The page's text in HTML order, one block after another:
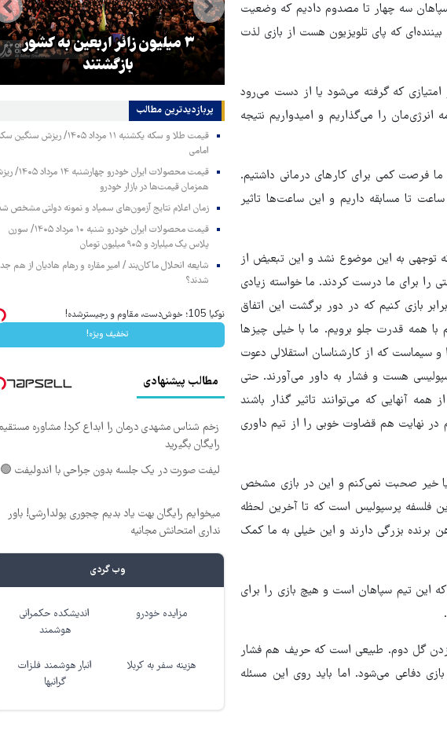
سپاهان سه چهار تا مصدوم دادیم که وضعیت
که پای تلویزیون هست از بازی لذت
است و هر امتیازی که گرفته می‌شود یا از دست می‌رود
۳ امتیاز و قهرمان شدن همه انرژی‌مان را می‌گذاریم و امیدواریم نتیجه
کمی برای کارهای درمانی داشتیم.
دیروز بدون مصدومان تمرین کردیم و شرایط شان خیلی خوب نبود. حالا ۲۴ ساعت تا مسابقه داریم و این ساعت‌ها تاثیر
توجهی به این موضوع نشد و این تبعیض از
را برای ما درست کردند. ما خواسته زیادی
بازی کنیم که در دور برگشت این اتفاق
با همه قدرت جلو برویم. ما با خیلی چیزها
سیماست که از کارشناسان استقلالی دعوت
هست و فشار به داور می‌آورند. حتی
آنهایی که می‌توانند تاثیر گذار باشند
در نهایت هم قضاوت خوبی را از تیم داوری
خیر صحبت نمی‌کنم و این در بازی مشخص
فلسفه پرسپولیس است که تا آخرین لحظه
برنده بزرگی دارند و این خیلی به ما کمک
تیم سپاهان است و هیچ بازی را برای
زدن گل دوم. طبیعی است که حریف هم فشار
دفاعی می‌شود. اما باید روی این مسئله
ترامپ نماد فساد، اقتدارگرایی و
۳ میلیون زائر اربعین به کشور
بازگشتند
پربازدیدترین‌ مطالب
قیمت طلا و سکه یکشنبه ۱۱ مرداد ۱۴۰۵/ ریزش سنگین
امامی
قیمت محصولات ایران خودرو
همزمان قیمت‌ها در بازار خودرو
زمان اعلام نتایج آزمون‌های سمپاد و نمونه دولتی مشخص
قیمت محصولات ایران خودرو شنبه ۱۰ مرداد ۱۴۰۵/ سورن
پلاس یک میلیارد و ۹۰۵ میلیون تومان
شایعه انحلال ماکان‌بند / امیر مقاره و رهام هادیان از هم
شدند؟
نوکیا 105؛ خوش‌دست، مقاوم و رجیسترشده!
تخفیف ویژه!
مطالب پیشنهادی
زخم شناس مشهدی درمان را ابداع کرد! مشاوره
رایگان بگیرید
لیفت صورت در یک جلسه بدون جراحی با اندولیفت 🟢
میخوایم رایگان بهت یاد بدیم چجوری پولدارشی! باور
نداری امتحانش مجانیه
وب گردی
مزایده خودرو
اندیشکده حکمرانی
هوشمند
هزینه سفر به کربلا
انبار هوشمند فلزات
گرانبها